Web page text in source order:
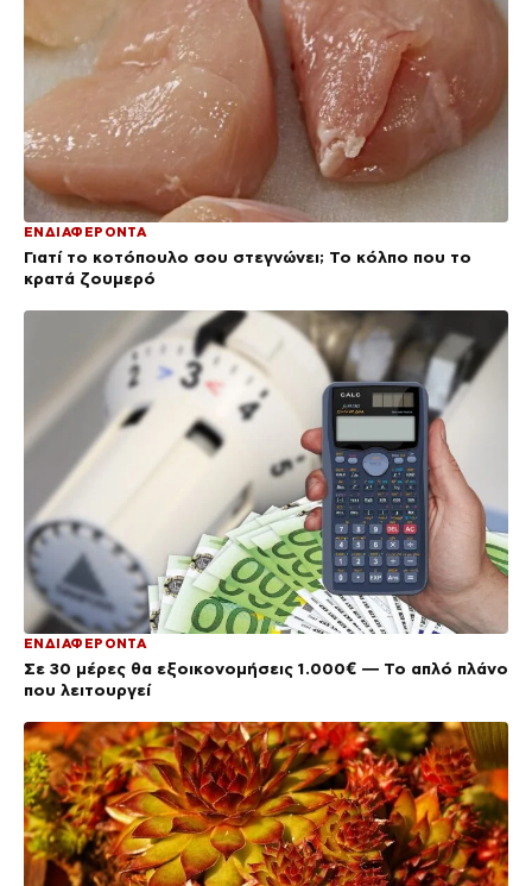
ΕΝΔΙΑΦΕΡΟΝΤΑ
Γιατί το κοτόπουλο σου στεγνώνει; Το κόλπο που το
κρατά ζουμερό
ΕΝΔΙΑΦΕΡΟΝΤΑ
Σε 30 μέρες θα εξοικονομήσεις 1.000€ — Το απλό πλάνο
που λειτουργεί